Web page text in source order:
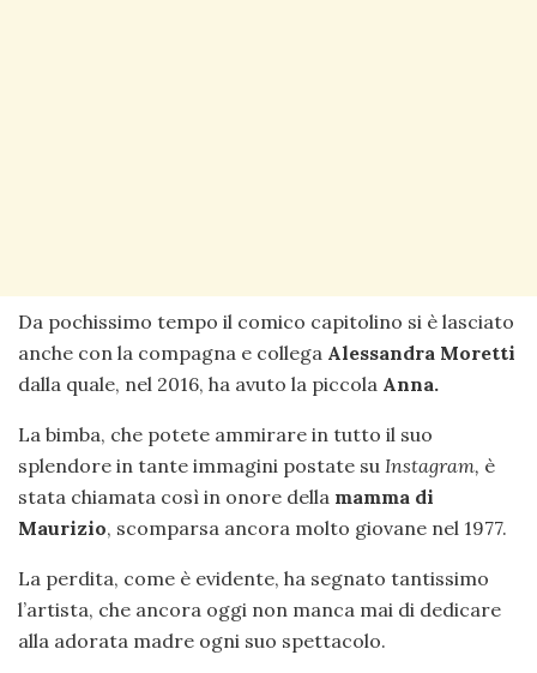
Da pochissimo tempo il comico capitolino si è lasciato
anche con la compagna e collega Alessandra Moretti
dalla quale, nel 2016, ha avuto la piccola Anna.
La bimba, che potete ammirare in tutto il suo
splendore in tante immagini postate su Instagram, è
stata chiamata così in onore della mamma di
Maurizio, scomparsa ancora molto giovane nel 1977.
La perdita, come è evidente, ha segnato tantissimo
l’artista, che ancora oggi non manca mai di dedicare
alla adorata madre ogni suo spettacolo.